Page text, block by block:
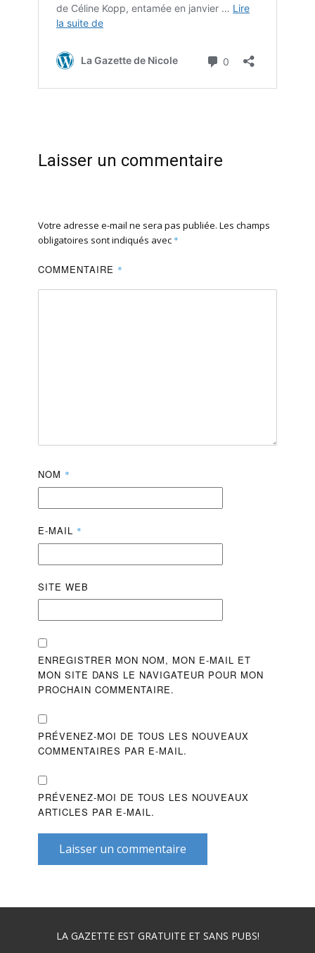
Laisser un commentaire
Votre adresse e-mail ne sera pas publiée. Les champs
obligatoires sont indiqués avec *
COMMENTAIRE *
NOM *
E-MAIL *
SITE WEB
ENREGISTRER MON NOM, MON E-MAIL ET
MON SITE DANS LE NAVIGATEUR POUR MON
PROCHAIN COMMENTAIRE.
PRÉVENEZ-MOI DE TOUS LES NOUVEAUX
COMMENTAIRES PAR E-MAIL.
PRÉVENEZ-MOI DE TOUS LES NOUVEAUX
ARTICLES PAR E-MAIL.
Laisser un commentaire
LA GAZETTE EST GRATUITE ET SANS PUBS!